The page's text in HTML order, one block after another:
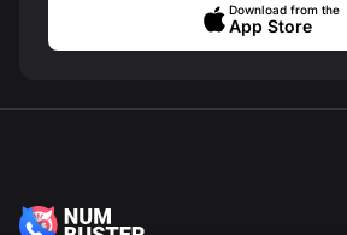
Download from the
App Store